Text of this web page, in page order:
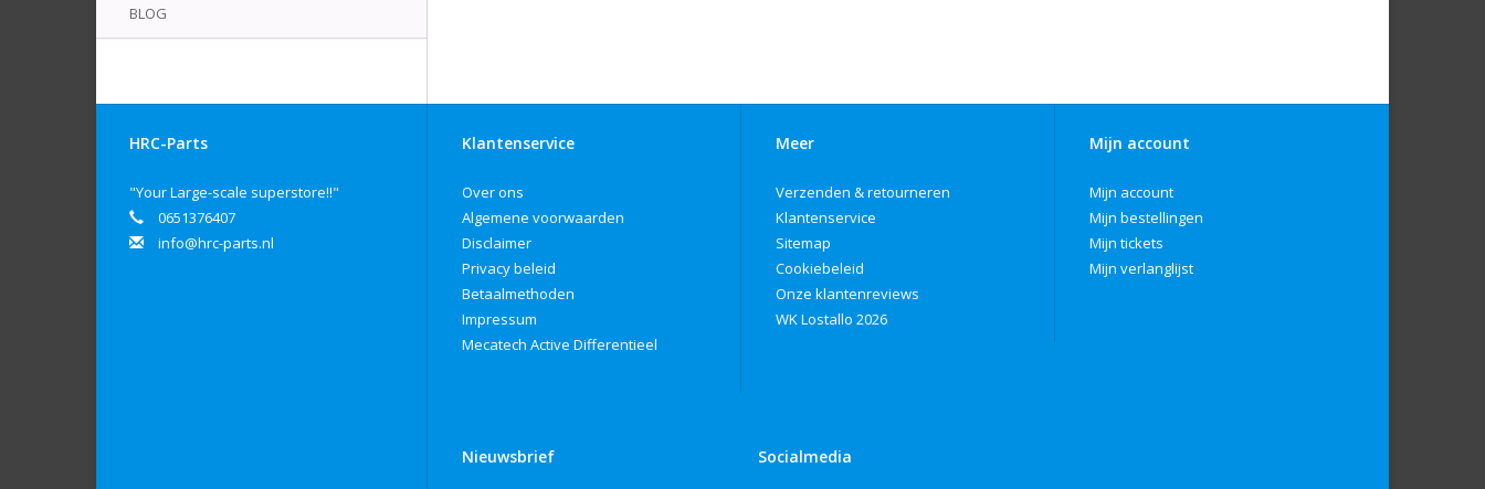
BLOG
HRC-Parts
"Your Large-scale superstore!!"
0651376407
info@hrc-parts.nl
Klantenservice
Over ons
Algemene voorwaarden
Disclaimer
Privacy beleid
Betaalmethoden
Impressum
Mecatech Active Differentieel
Meer
Verzenden & retourneren
Klantenservice
Sitemap
Cookiebeleid
Onze klantenreviews
WK Lostallo 2026
Mijn account
Mijn account
Mijn bestellingen
Mijn tickets
Mijn verlanglijst
Nieuwsbrief Socialmedia